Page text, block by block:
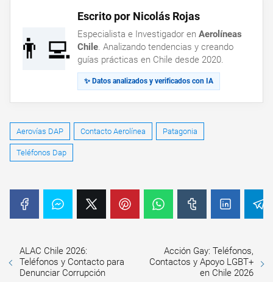
👨‍💻
Escrito por Nicolás Rojas
Especialista e Investigador en Aerolíneas
Chile. Analizando tendencias y creando
guías prácticas en Chile desde 2020.
✨ Datos analizados y verificados con IA
Aerovías DAP Contacto Aerolínea Patagonia
Teléfonos Dap
ALAC Chile 2026:
Teléfonos y Contacto para
Denunciar Corrupción
Acción Gay: Teléfonos,
Contactos y Apoyo LGBT+
en Chile 2026